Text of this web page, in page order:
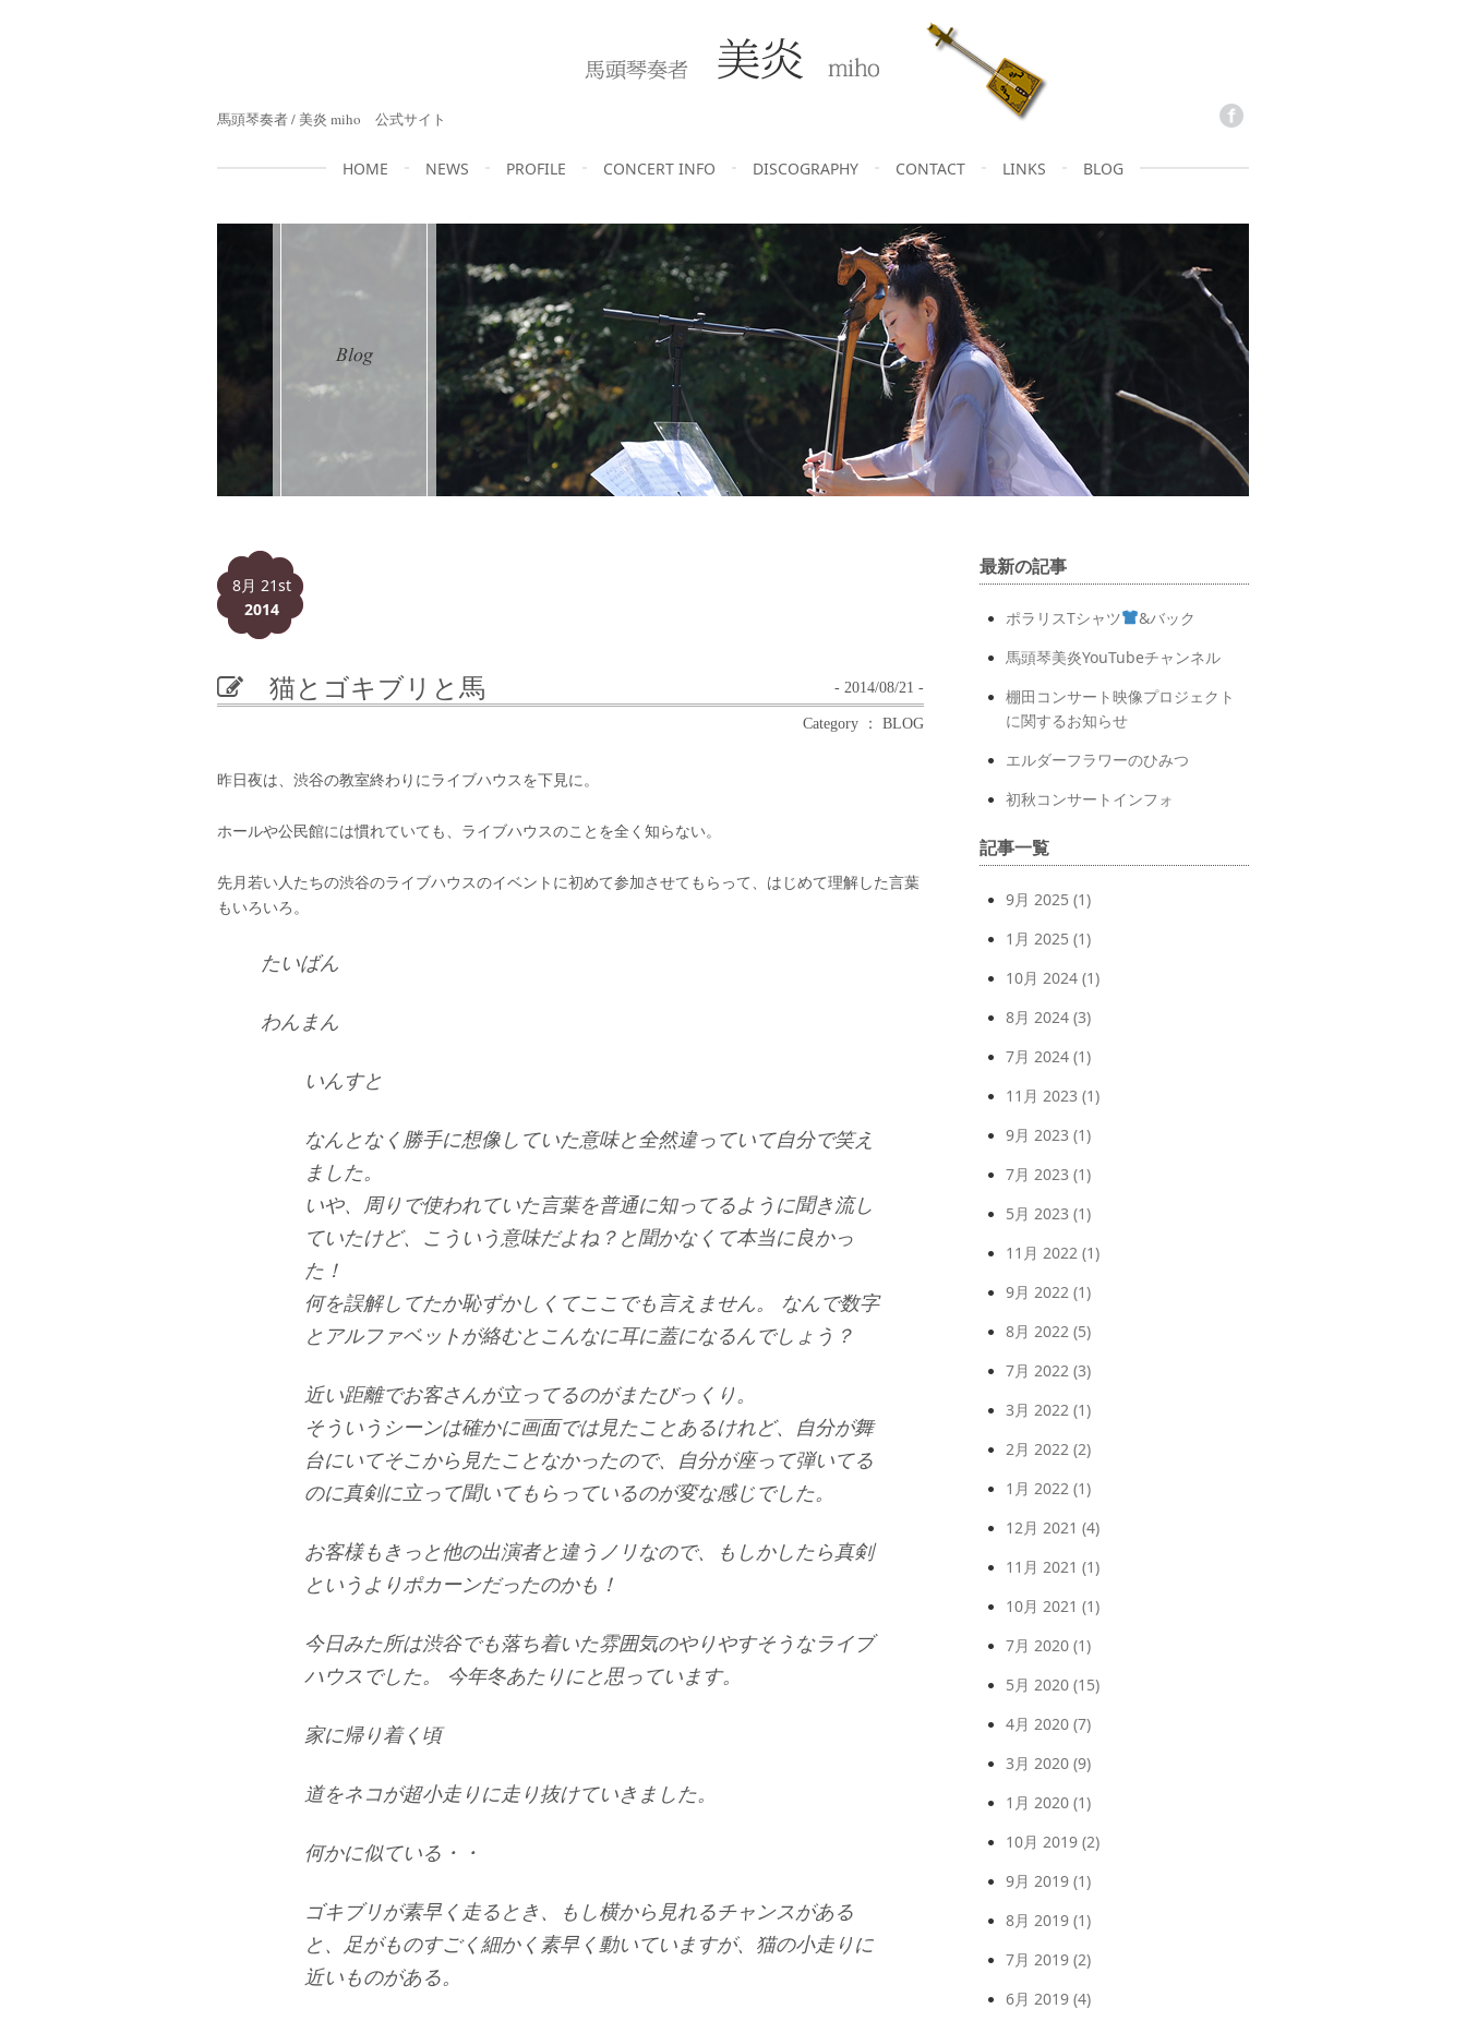
馬頭琴奏者 / 美炎 miho 公式サイト
HOME NEWS PROFILE CONCERT INFO DISCOGRAPHY CONTACT LINKS BLOG
8月 21st
2014
猫とゴキブリと馬 - 2014/08/21 -
Category ： BLOG
昨日夜は、渋谷の教室終わりにライブハウスを下見に。
ホールや公民館には慣れていても、ライブハウスのことを全く知らない。
先月若い人たちの渋谷のライブハウスのイベントに初めて参加させてもらって、はじめて理解した言葉
もいろいろ。
たいばん
わんまん
いんすと
なんとなく勝手に想像していた意味と全然違っていて自分で笑え
ました。
いや、周りで使われていた言葉を普通に知ってるように聞き流し
ていたけど、こういう意味だよね？と聞かなくて本当に良かっ
た！
何を誤解してたか恥ずかしくてここでも言えません。 なんで数字
とアルファベットが絡むとこんなに耳に蓋になるんでしょう？
近い距離でお客さんが立ってるのがまたびっくり。
そういうシーンは確かに画面では見たことあるけれど、自分が舞
台にいてそこから見たことなかったので、自分が座って弾いてる
のに真剣に立って聞いてもらっているのが変な感じでした。
お客様もきっと他の出演者と違うノリなので、もしかしたら真剣
というよりポカーンだったのかも！
今日みた所は渋谷でも落ち着いた雰囲気のやりやすそうなライブ
ハウスでした。 今年冬あたりにと思っています。
家に帰り着く頃
道をネコが超小走りに走り抜けていきました。
何かに似ている・・
ゴキブリが素早く走るとき、もし横から見れるチャンスがある
と、足がものすごく細かく素早く動いていますが、猫の小走りに
近いものがある。
最新の記事
ポラリスTシャツ
&バック
馬頭琴美炎YouTubeチャンネル
棚田コンサート映像プロジェクト
に関するお知らせ
エルダーフラワーのひみつ
初秋コンサートインフォ
記事一覧
9月 2025 (1)
1月 2025 (1)
10月 2024 (1)
8月 2024 (3)
7月 2024 (1)
11月 2023 (1)
9月 2023 (1)
7月 2023 (1)
5月 2023 (1)
11月 2022 (1)
9月 2022 (1)
8月 2022 (5)
7月 2022 (3)
3月 2022 (1)
2月 2022 (2)
1月 2022 (1)
12月 2021 (4)
11月 2021 (1)
10月 2021 (1)
7月 2020 (1)
5月 2020 (15)
4月 2020 (7)
3月 2020 (9)
1月 2020 (1)
10月 2019 (2)
9月 2019 (1)
8月 2019 (1)
7月 2019 (2)
6月 2019 (4)